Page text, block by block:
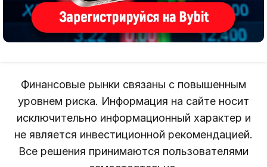
Финансовые рынки связаны с повышенным
уровнем риска. Информация на сайте носит
исключительно информационный характер и
не является инвестиционной рекомендацией.
Все решения принимаются пользователями